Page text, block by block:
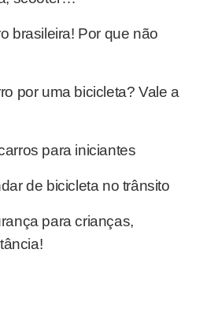
brasileira! Por que não
por uma bicicleta? Vale a
para iniciantes
de bicicleta no trânsito
para crianças,